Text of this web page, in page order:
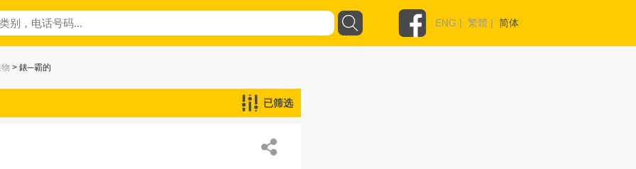
ENG | 繁體 | 简体
> 錶─霸的
已筛选